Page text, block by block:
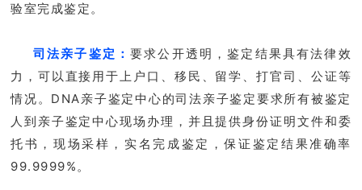
验室完成鉴定。
司法亲子鉴定：要求公开透明，鉴定结果具有法律效
力，可以直接用于上户口、移民、留学、打官司、公证等
情况。DNA亲子鉴定中心的司法亲子鉴定要求所有被鉴定
人到亲子鉴定中心现场办理，并且提供身份证明文件和委
托书，现场采样，实名完成鉴定，保证鉴定结果准确率
99.9999%。